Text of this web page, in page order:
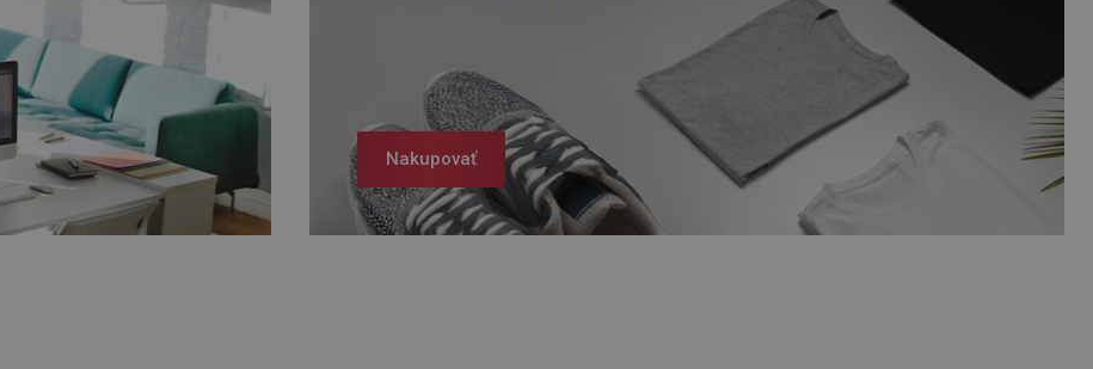
Nakupovať